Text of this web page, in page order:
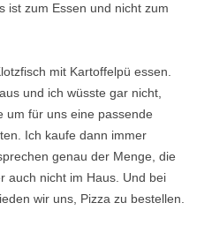
ist zum Essen und nicht zum
mit Kartoffelpü essen.
und ich wüsste gar nicht,
um für uns eine passende
Ich kaufe dann immer
genau der Menge, die
auch nicht im Haus. Und bei
wir uns, Pizza zu bestellen.